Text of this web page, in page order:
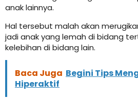
anak lainnya.
Hal tersebut malah akan
jadi anak yang lemah di bidang
kelebihan di bidang lain.
Baca Juga Begini Tips
Hiperaktif